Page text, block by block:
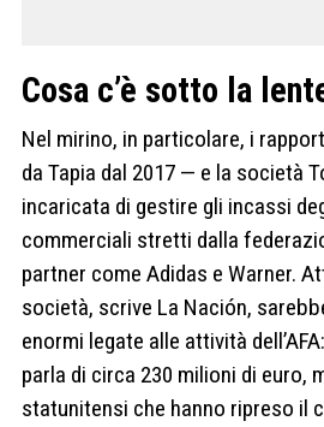
Cosa c’è sotto la
Nel mirino, in particolare, i
da Tapia dal 2017 — e la società
incaricata di gestire gli incassi
commerciali stretti dalla
partner come Adidas e Warner.
società, scrive La Nación,
enormi legate alle attività
parla di circa 230 milioni di euro,
statunitensi che hanno ripreso il